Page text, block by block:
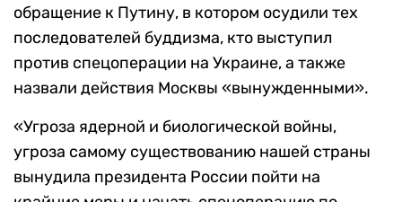
обращение к Путину, в котором осудили тех
последователей буддизма, кто выступил
против спецоперации на Украине, а также
назвали действия Москвы «вынужденными».
«Угроза ядерной и биологической войны,
угроза самому существованию нашей страны
вынудила президента России пойти на